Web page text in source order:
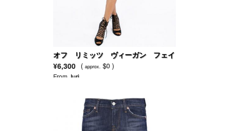
オフ リミッツ ヴィーガン フェイ
クレザースカート
¥6,300 ( approx. $0 )
From Juri